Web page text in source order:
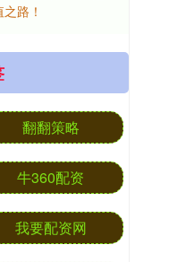
路！
翻翻策略
牛360配资
我要配资网